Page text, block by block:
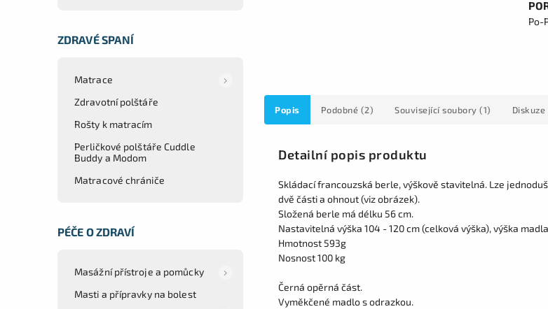
ZDRAVÉ SPANÍ
Matrace
Zdravotní polštáře
Rošty k matracím
Perličkové polštáře Cuddle
Buddy a Modom
Matracové chrániče
PÉČE O ZDRAVÍ
Masážní přístroje a pomůcky
Masti a přípravky na bolest
Po-
Popis Podobné (2) Související soubory (1) Diskuze
Detailní popis produktu
Skládací francouzská berle, výškově stavitelná. Lze
dvě části a ohnout (viz obrázek).
Složená berle má délku 56 cm.
Nastavitelná výška 104 - 120 cm (celková výška), výška
Hmotnost 593g
Nosnost 100 kg
Černá opěrná část.
Vyměkčené madlo s odrazkou.